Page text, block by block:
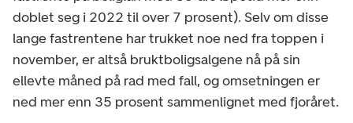
doblet seg i 2022 til over 7 prosent). Selv om disse
lange fastrentene har trukket noe ned fra toppen i
november, er altså bruktboligsalgene nå på sin
ellevte måned på rad med fall, og omsetningen er
ned mer enn 35 prosent sammenlignet med fjoråret.